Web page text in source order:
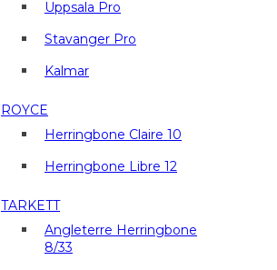
Uppsala Pro
Stavanger Pro
Kalmar
ROYCE
Herringbone Claire 10
Herringbone Libre 12
TARKETT
Angleterre Herringbone
8/33